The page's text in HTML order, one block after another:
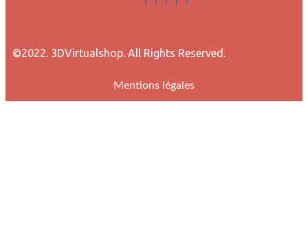
©2022. 3DVirtualshop. All Rights Reserved.
Mentions légales